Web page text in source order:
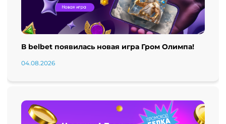
В belbet появилась новая игра Гром Олимпа!
04.08.2026